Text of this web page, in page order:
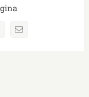
Correo